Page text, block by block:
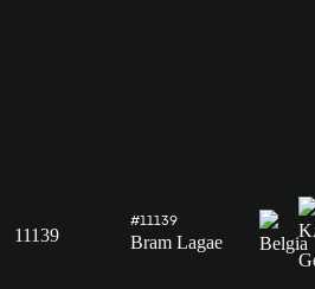
11139
#11139
Bram Lagae